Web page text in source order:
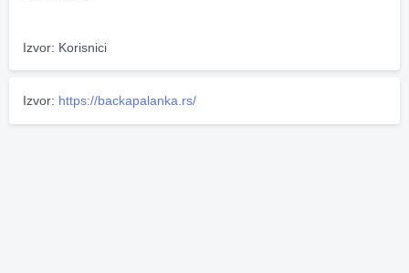
Izvor: Korisnici
Izvor: https://backapalanka.rs/